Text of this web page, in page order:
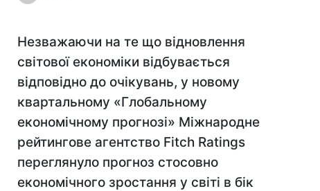
Незважаючи на те що відновлення
світової економіки відбувається
відповідно до очікувань, у новому
квартальному «Глобальному
економічному прогнозі» Міжнародне
рейтингове агентство Fitch Ratings
переглянуло прогноз стосовно
економічного зростання у світі в бік